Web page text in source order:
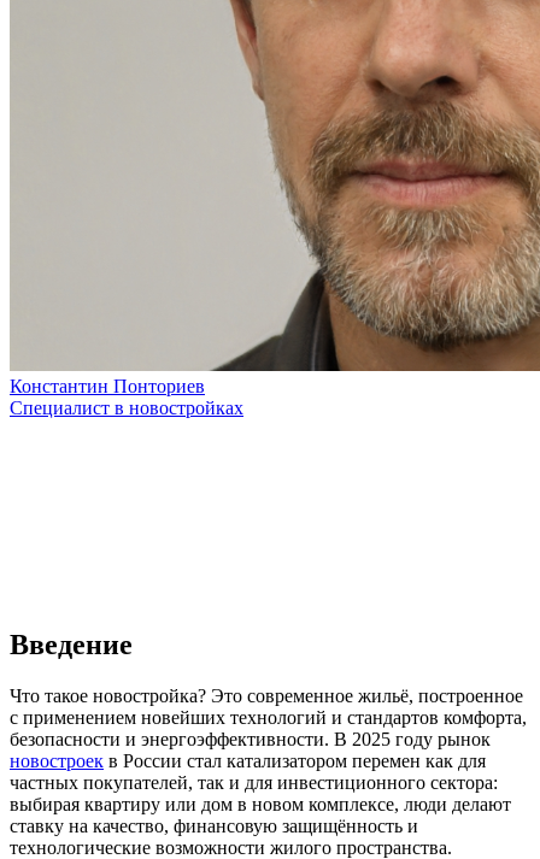
Константин Понториев
Специалист в новостройках
Введение
Что такое новостройка? Это современное жильё, построенное
с применением новейших технологий и стандартов комфорта,
безопасности и энергоэффективности. В 2025 году рынок
новостроек в России стал катализатором перемен как для
частных покупателей, так и для инвестиционного сектора:
выбирая квартиру или дом в новом комплексе, люди делают
ставку на качество, финансовую защищённость и
технологические возможности жилого пространства.